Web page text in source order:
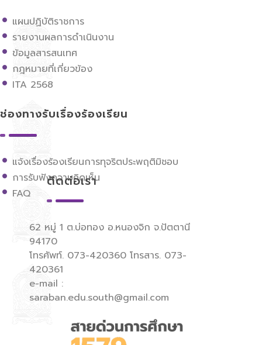
แผนปฏิบัติราชการ
รายงานผลการดำเนินงาน
ข้อมูลสารสนเทศ
กฎหมายที่เกี่ยวข้อง
ITA 2568
ช่องทางรับเรื่องร้องเรียน
แจ้งเรื่องร้องเรียนการทุจริตประพฤติมิชอบ
การรับฟังความคิดเห็น
FAQ
ติดต่อเรา
62 หมู่ 1 ต.บ่อทอง อ.หนองจิก จ.ปัตตานี
94170
โทรศัพท์. 073-420360 โทรสาร. 073-
420361
e-mail :
saraban.edu.south@gmail.com